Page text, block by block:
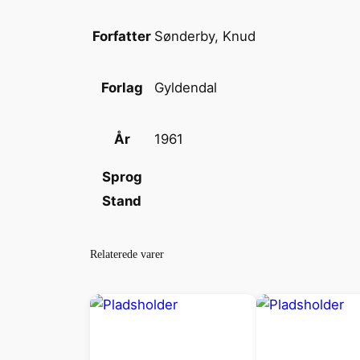
Forfatter Sønderby, Knud
Forlag Gyldendal
År 1961
Sprog
Stand
Relaterede varer